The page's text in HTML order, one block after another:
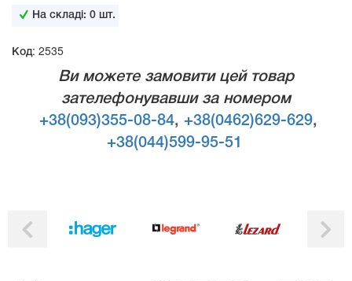
На складі:0 шт.
Код: 2535
Ви можете замовити цей товар
зателефонувавши за номером
+38(093)355-08-84, +38(0462)629-629,
+38(044)599-95-51